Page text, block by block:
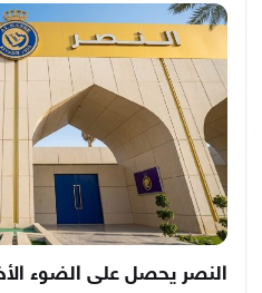
النصر يحصل على الضوء